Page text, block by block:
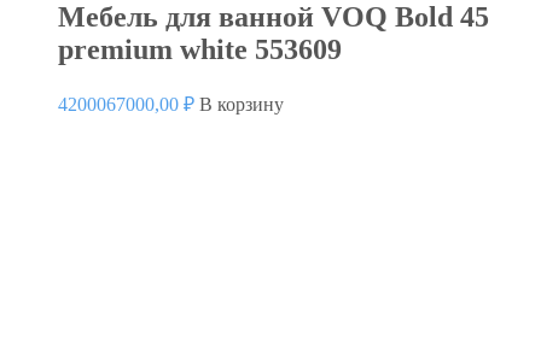
Мебель для ванной VOQ Bold 45
premium white 553609
4200067000,00 ₽ В корзину